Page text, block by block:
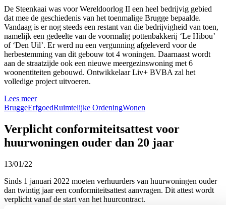
De Steenkaai was voor Wereldoorlog II een heel bedrijvig gebied
dat mee de geschiedenis van het toenmalige Brugge bepaalde.
Vandaag is er nog steeds een restant van die bedrijvigheid van toen,
namelijk een gedeelte van de voormalig pottenbakkerij ‘Le Hibou’
of ‘Den Uil’. Er werd nu een vergunning afgeleverd voor de
herbestemming van dit gebouw tot 4 woningen. Daarnaast wordt
aan de straatzijde ook een nieuwe meergezinswoning met 6
woonentiteiten gebouwd. Ontwikkelaar Liv+ BVBA zal het
volledige project uitvoeren.
Lees meer
BruggeErfgoedRuimtelijke OrdeningWonen
Verplicht conformiteitsattest voor
huurwoningen ouder dan 20 jaar
13/01/22
Sinds 1 januari 2022 moeten verhuurders van huurwoningen ouder
dan twintig jaar een conformiteitsattest aanvragen. Dit attest wordt
verplicht vanaf de start van het huurcontract.